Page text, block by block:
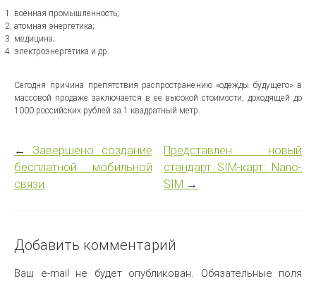
военная промышленность;
атомная энергетика;
медицина;
электроэнергетика и др.
Сегодня причина препятствия распространению «одежды будущего» в
массовой продаже заключается в ее высокой стоимости, доходящей до
1000 российских рублей за 1 квадратный метр.
←
Завершено создание
бесплатной мобильной
связи
Представлен новый
стандарт SIM-карт: Nano-
SIM →
Добавить комментарий
Ваш e-mail не будет опубликован. Обязательные поля